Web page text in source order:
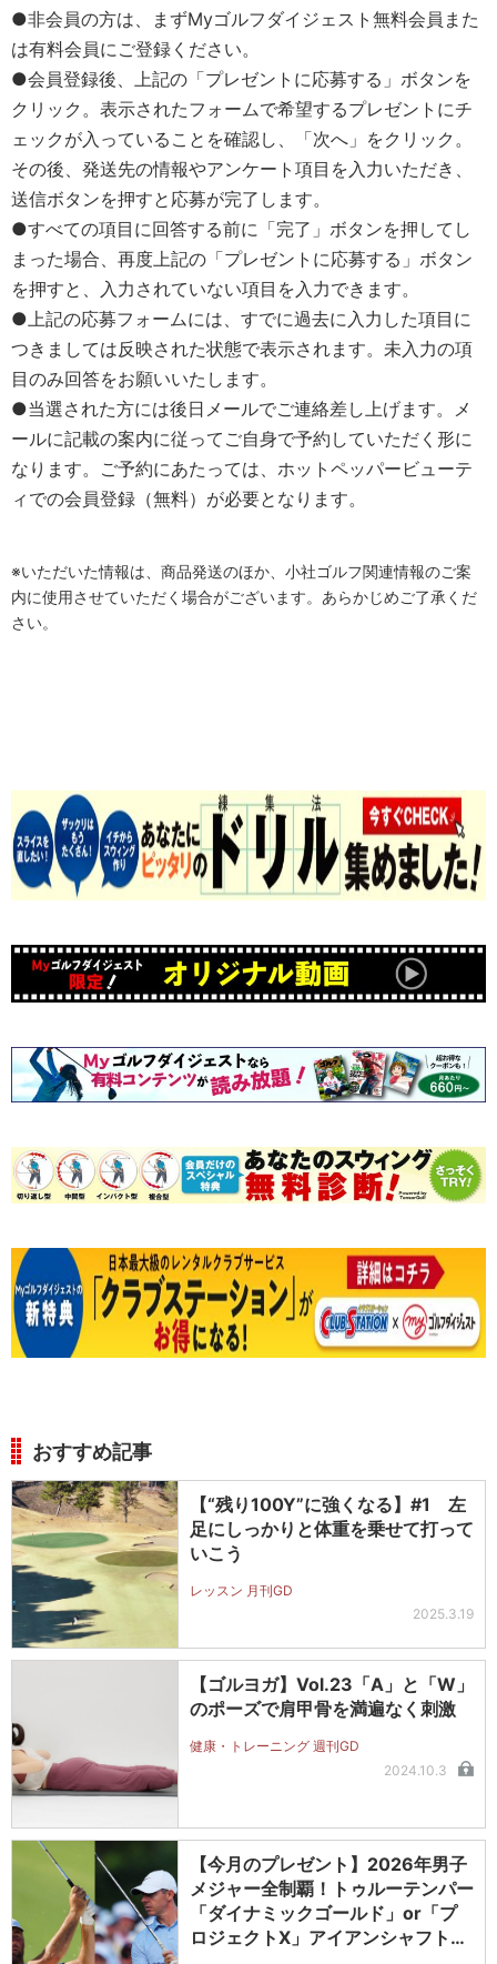
●非会員の方は、まずMyゴルフダイジェスト無料会員また
は有料会員にご登録ください。
●会員登録後、上記の「プレゼントに応募する」ボタンを
クリック。表示されたフォームで希望するプレゼントにチ
ェックが入っていることを確認し、「次へ」をクリック。
その後、発送先の情報やアンケート項目を入力いただき、
送信ボタンを押すと応募が完了します。
●すべての項目に回答する前に「完了」ボタンを押してし
まった場合、再度上記の「プレゼントに応募する」ボタン
を押すと、入力されていない項目を入力できます。
●上記の応募フォームには、すでに過去に入力した項目に
つきましては反映された状態で表示されます。未入力の項
目のみ回答をお願いいたします。
●当選された方には後日メールでご連絡差し上げます。メ
ールに記載の案内に従ってご自身で予約していただく形に
なります。ご予約にあたっては、ホットペッパービューテ
ィでの会員登録（無料）が必要となります。
※いただいた情報は、商品発送のほか、小社ゴルフ関連情報のご案
内に使用させていただく場合がございます。あらかじめご了承くだ
さい。
おすすめ記事
【“残り100Y”に強くなる】#1 左
足にしっかりと体重を乗せて打って
いこう
レッスン 月刊GD
2025.3.19
【ゴルヨガ】Vol.23「A」と「W」
のポーズで肩甲骨を満遍なく刺激
健康・トレーニング 週刊GD
2024.10.3
【今月のプレゼント】2026年男子
メジャー全制覇！トゥルーテンパー
「ダイナミックゴールド」or「プ
ロジェクトX」アイアンシャフト